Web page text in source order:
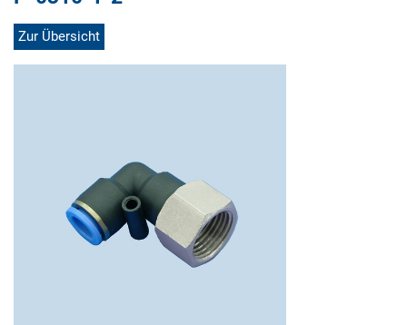
Zur Übersicht